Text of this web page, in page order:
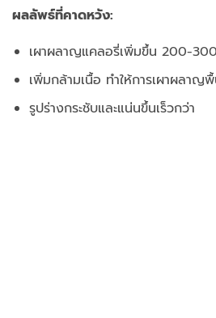
ผลลัพธ์ที่คาดหวัง:
เผาผลาญแคลอรี่เพิ่มขึ้น 200-
เพิ่มกล้ามเนื้อ ทำให้การเผาผลาญ
รูปร่างกระชับและแน่นขึ้นเร็วกว่า